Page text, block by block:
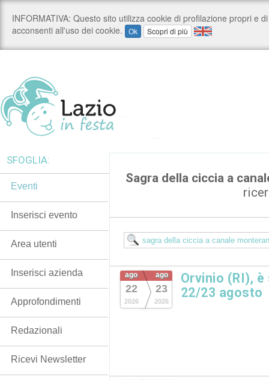
Sagra della ciccia a
ago
22
2026
ago
23
2026
Orvinio (RI),
22/23 agosto
SFOGLIA:
Eventi
Inserisci evento
Area utenti
Inserisci azienda
Approfondimenti
Redazionali
Ricevi Newsletter